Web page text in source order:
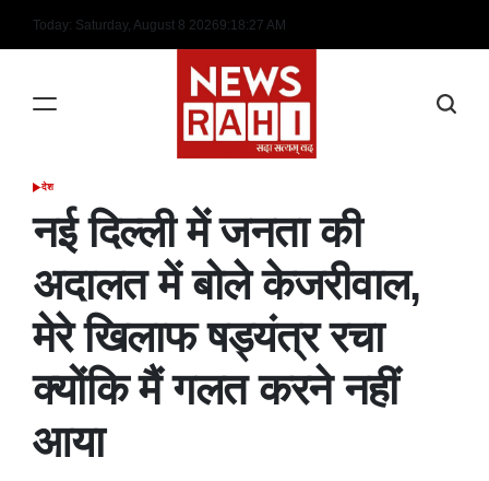
Today: Saturday, August 8 20269:18:28 AM
POSTED
देश
नई दिल्ली में जनता की
अदालत में बोले केजरीवाल,
मेरे खिलाफ षड्यंत्र रचा
क्योंकि मैं गलत करने नहीं
आया